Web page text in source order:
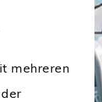
mehreren